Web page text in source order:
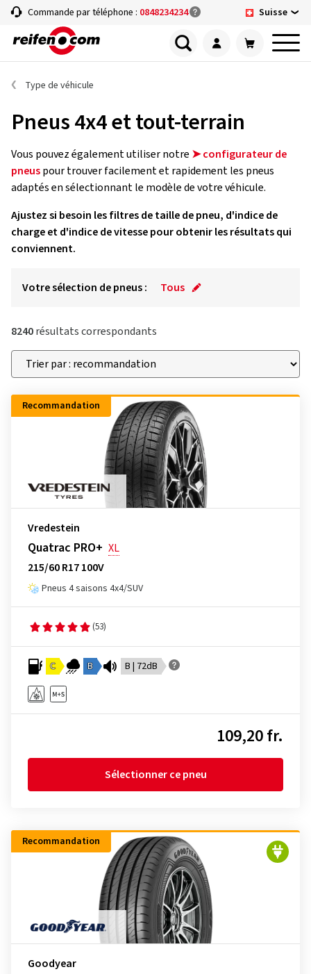
Commande par téléphone : 0848234234 Suisse
Type de véhicule
Pneus 4x4 et tout-terrain
Vous pouvez également utiliser notre ➤ configurateur de
pneuspour trouver facilement et rapidement les pneus
adaptés en sélectionnant le modèle de votre véhicule.
Ajustez si besoin les filtres de taille de pneu, d'indice de
charge et d'indice de vitesse pour obtenir les résultats qui
conviennent.
Votre sélection de pneus : Tous
8240résultats correspondants
Recommandation
Vredestein
Quatrac PRO+ XL
215/60 R17 100V
Pneus 4 saisons 4x4/SUV
(53)
C B B | 72dB
109,20 fr.
Sélectionner ce pneu
Recommandation
Goodyear